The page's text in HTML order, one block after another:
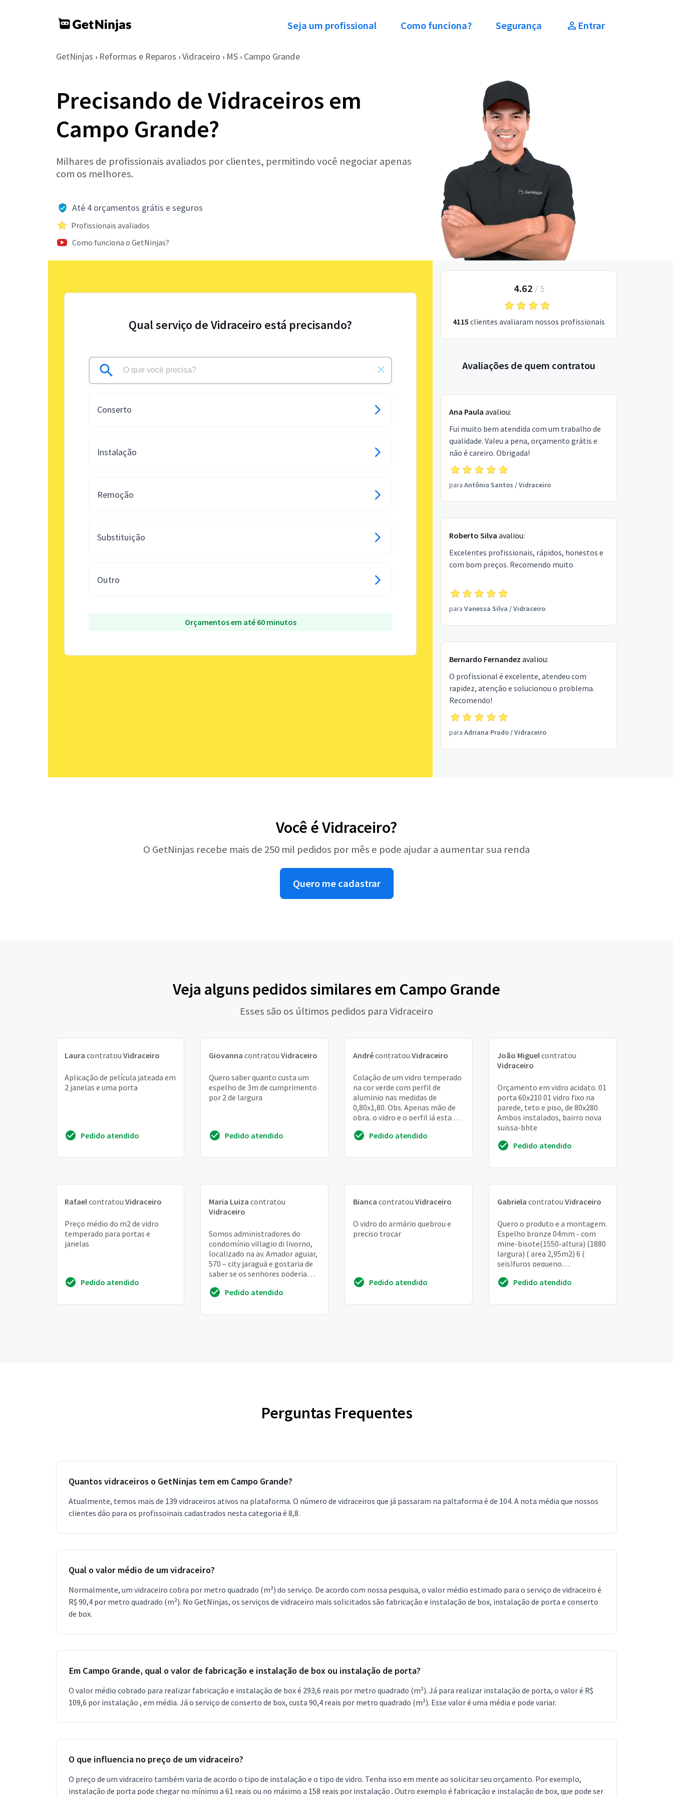
Seja um profissional Como funciona? Segurança Entrar
GetNinjas › Reformas e Reparos › Vidraceiro › MS › Campo Grande
Precisando de Vidraceiros em
Campo Grande?
Milhares de profissionais avaliados por clientes, permitindo você negociar apenas
com os melhores.
Até 4 orçamentos grátis e seguros
Profissionais avaliados
Como funciona o GetNinjas?
Qual serviço de Vidraceiro está precisando?
Conserto
Instalação
Remoção
Substituição
Outro
Orçamentos em até 60 minutos
4.62 / 5
4115 clientes avaliaram nossos profissionais
Avaliações de quem contratou
Ana Paula avaliou:
Fui muito bem atendida com um trabalho de
qualidade. Valeu a pena, orçamento grátis e
não é careiro. Obrigada!
para Antônio Santos /Vidraceiro
Roberto Silva avaliou:
Excelentes profissionais, rápidos, honestos e
com bom preços. Recomendo muito
para Vanessa Silva /Vidraceiro
Bernardo Fernandez avaliou:
O profissional é excelente, atendeu com
rapidez, atenção e solucionou o problema.
Recomendo!
para Adriana Prado/Vidraceiro
Você é Vidraceiro?
O GetNinjas recebe mais de 250 mil pedidos por mês e pode ajudar a aumentar sua renda
Quero me cadastrar
Veja alguns pedidos similares em Campo Grande
Esses são os últimos pedidos para Vidraceiro
Laura contratou Vidraceiro
Aplicação de película jateada em
2 janelas e uma porta
Pedido atendido
Giovanna contratou Vidraceiro
Quero saber quanto custa um
espelho de 3m de cumprimento
por 2 de largura
Pedido atendido
Andrécontratou Vidraceiro
Colação de um vidro temperado
na cor verde com perfil de
aluminio nas medidas de
0,80x1,80. Obs. Apenas mão de
obra, o vidro e o perfil já esta na
Pedido atendido
João Miguelcontratou
Vidraceiro
Orçamento em vidro acidato. 01
porta 60x210 01 vidro fixo na
parede, teto e piso, de 80x280.
Ambos instalados, bairro nova
suissa-bhte
Pedido atendido
Rafaelcontratou Vidraceiro
Preço médio do m2 de vidro
temperado para portas e
janelas
Pedido atendido
Maria Luiza contratou
Vidraceiro
Somos administradores do
condomínio villagio di livorno,
localizado na av. Amador aguiar,
570 – city jaraguá e gostaria de
saber se os senhores poderiam
instalaç...Pedido atendido
Bianca contratou Vidraceiro
O vidro do armário quebrou e
preciso trocar
Pedido atendido
Gabriela contratou Vidraceiro
Quero o produto e a montagem.
Espelho bronze 04mm - com
mine-bisote(1550-altura) (1880
largura) ( area 2,95m2) 6 (
seis)furos pequeno
Pedido atendido
Perguntas Frequentes
Quantos vidraceiros o GetNinjas tem em Campo Grande?
Atualmente, temos mais de 139 vidraceiros ativos na plataforma. O número de vidraceiros que já passaram na paltaforma é de 104. A nota média que nossos
clientes dão para os profissoinais cadastrados nesta categoria é 8,8.
Qual o valor médio de um vidraceiro?
Normalmente, um vidraceiro cobra por metro quadrado (m²) do serviço. De acordo com nossa pesquisa, o valor médio estimado para o serviço de vidraceiro é
R$ 90,4 por metro quadrado (m²). No GetNinjas, os serviços de vidraceiro mais solicitados são fabricação e instalação de box, instalação de porta e conserto
de box.
Em Campo Grande, qual o valor de fabricação e instalação de box ou instalação de porta?
O valor médio cobrado para realizar fabricação e instalação de box é 293,6 reais por metro quadrado (m²). Já para realizar instalação de porta, o valor é R$
109,6 por instalação , em média. Já o serviço de conserto de box, custa 90,4 reais por metro quadrado (m²). Esse valor é uma média e pode variar.
O que influencia no preço de um vidraceiro?
O preço de um vidraceiro também varia de acordo o tipo de instalação e o tipo de vidro. Tenha isso em mente ao solicitar seu orçamento. Por exemplo,
instalação de porta pode chegar no mínimo a 61 reais ou no máximo a 158 reais por instalação . Outro exemplo é fabricação e instalação de box, que pode ser